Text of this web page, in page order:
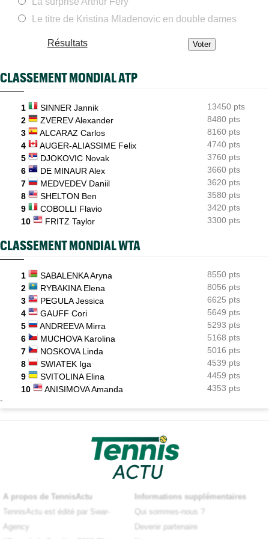
ATP - Blessure
Holger Rune espéré à Cincinnati, mais sa mère sème le doute...
US Open (Q)
Bonzi proche du tableau, Gea, Draper et Wawrinka en qualifs
Sept Françaises engagées en qualifs, Kristina Mladenovic
14:11
US Open
Emma Raducanu doit digérer un nouveau forfait, encore un
coup dur
Le titre de Kristina Mladenovic en double dames
Résultats
CLASSEMENT MONDIAL ATP
1 SINNER Jannik
13450 pts
2
ZVEREV Alexander
8480 pts
3
ALCARAZ Carlos
8160 pts
4
AUGER-ALIASSIME Felix
4740 pts
5
DJOKOVIC Novak
3760 pts
6
DE MINAUR Alex
3660 pts
7
MEDVEDEV Daniil
3620 pts
8
SHELTON Ben
3580 pts
9
COBOLLI Flavio
3420 pts
10
FRITZ Taylor 3300 pts
CLASSEMENT MONDIAL WTA
1 SABALENKA Aryna
8550 pts
2
RYBAKINA Elena
8056 pts
3
PEGULA Jessica
6625 pts
4
GAUFF Cori
5649 pts
5
ANDREEVA Mirra
5293 pts
6
MUCHOVA Karolina
5168 pts
7
NOSKOVA Linda
5016 pts
8
SWIATEK Iga
4539 pts
9
SVITOLINA Elina
4459 pts
10
ANISIMOVA Amanda 4353 pts
-
A propos de TennisActu
TennisActu est édité par Swar-
Agency
Informations supplémentaires
Qui sommes-nous ?
Devenir partenaire